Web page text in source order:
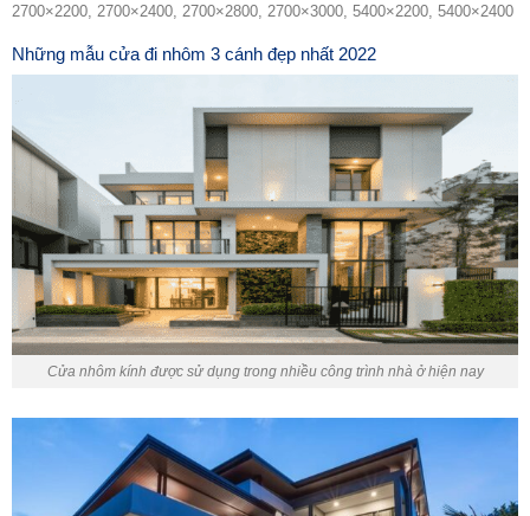
2700×2200, 2700×2400, 2700×2800, 2700×3000, 5400×2200, 5400×2400
Những mẫu cửa đi nhôm 3 cánh đẹp nhất 2022
Cửa nhôm kính được sử dụng trong nhiều công trình nhà ở hiện nay